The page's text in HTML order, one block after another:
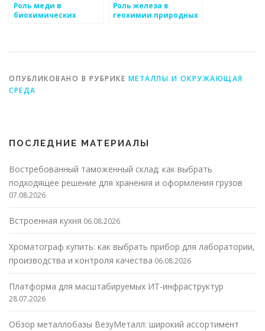
Роль меди в
биохимических
Роль железа в
геохимии природных
ОПУБЛИКОВАНО В РУБРИКЕ МЕТАЛЛЫ И ОКРУЖАЮЩАЯ
СРЕДА
ПОСЛЕДНИЕ МАТЕРИАЛЫ
Востребованный таможенный склад: как выбрать
подходящее решение для хранения и оформления грузов
07.08.2026
Встроенная кухня 06.08.2026
Хроматограф купить: как выбрать прибор для лаборатории,
производства и контроля качества 06.08.2026
Платформа для масштабируемых ИТ-инфраструктур
28.07.2026
Обзор металлобазы ВезуМеталл: широкий ассортимент